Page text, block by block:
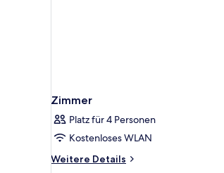
Zimmer
Platz für 4 Personen
Kostenloses WLAN
Weitere Details
Weitere